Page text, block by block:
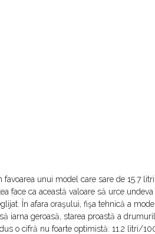
unui model care sare de 15.7
face ca această valoare să urce undeva
În afara oraşului, fişa tehnică a
iarna geroasă, starea proastă a
o cifră nu foarte optimistă: 11.2 litri/